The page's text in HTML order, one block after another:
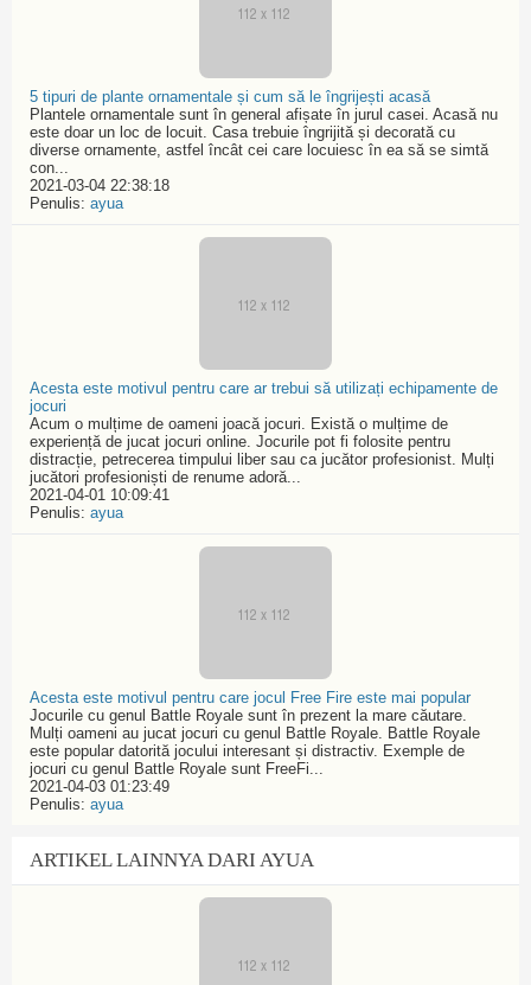
5 tipuri de plante ornamentale și cum să le îngrijești acasă
Plantele ornamentale sunt în general afișate în jurul casei. Acasă nu
este doar un loc de locuit. Casa trebuie îngrijită și decorată cu
diverse ornamente, astfel încât cei care locuiesc în ea să se simtă
con...
2021-03-04 22:38:18
Penulis: ayua
Acesta este motivul pentru care ar trebui să utilizați echipamente de
jocuri
Acum o mulțime de oameni joacă jocuri. Există o mulțime de
experiență de jucat jocuri online. Jocurile pot fi folosite pentru
distracție, petrecerea timpului liber sau ca jucător profesionist. Mulți
jucători profesioniști de renume adoră...
2021-04-01 10:09:41
Penulis: ayua
Acesta este motivul pentru care jocul Free Fire este mai popular
Jocurile cu genul Battle Royale sunt în prezent la mare căutare.
Mulți oameni au jucat jocuri cu genul Battle Royale. Battle Royale
este popular datorită jocului interesant și distractiv. Exemple de
jocuri cu genul Battle Royale sunt FreeFi...
2021-04-03 01:23:49
Penulis: ayua
ARTIKEL LAINNYA DARI AYUA